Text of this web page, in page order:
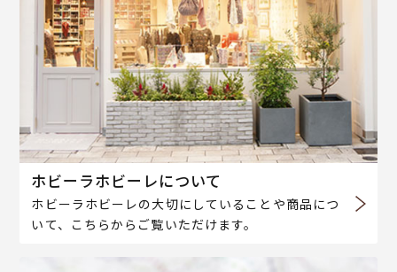
ホビーラホビーレについて
ホビーラホビーレの大切にしていることや商品につ
いて、こちらからご覧いただけます。